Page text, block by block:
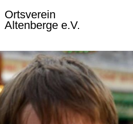
Ortsverein
Altenberge e.V.